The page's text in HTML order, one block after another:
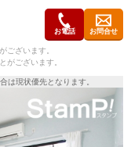
お電話 お問合せ
ございます。
がございます。
現状優先となります。